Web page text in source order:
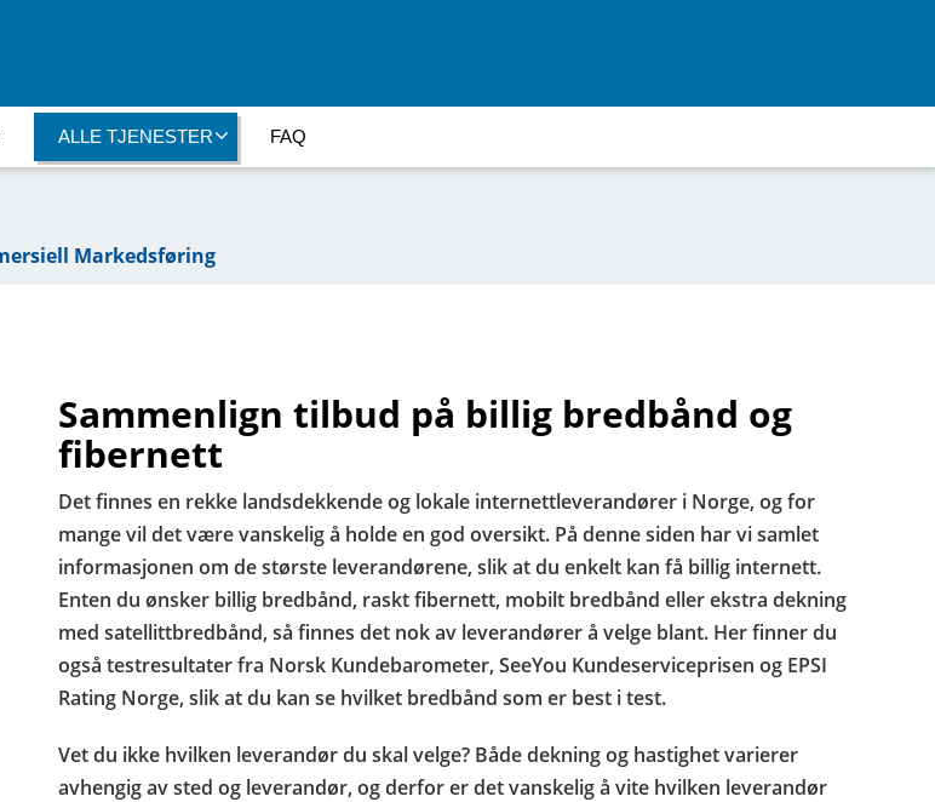
ALLE TJENESTER FAQ
Markedsføring
Sammenlign tilbud på billig bredbånd og
fibernett
Det finnes en rekke landsdekkende og lokale internettleverandører i Norge, og for
mange vil det være vanskelig å holde en god oversikt. På denne siden har vi samlet
informasjonen om de største leverandørene, slik at du enkelt kan få billig internett.
Enten du ønsker billig bredbånd, raskt fibernett, mobilt bredbånd eller ekstra dekning
med satellittbredbånd, så finnes det nok av leverandører å velge blant. Her finner du
også testresultater fra Norsk Kundebarometer, SeeYou Kundeserviceprisen og EPSI
Rating Norge, slik at du kan se hvilket bredbånd som er best i test.
Vet du ikke hvilken leverandør du skal velge? Både dekning og hastighet varierer
avhengig av sted og leverandør, og derfor er det vanskelig å vite hvilken leverandør